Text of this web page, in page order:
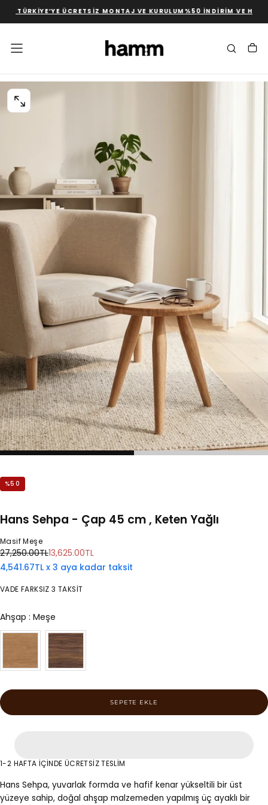
İÇERIĞE
GEÇ
TÜRKIYE’YE ÜCRETSIZ MONTAJ VE KURULUM%50 İNDIRIM VE HIZLI
0
%50
Hans Sehpa - Çap 45 cm , Keten Yağlı
Masif Meşe
Normal
fiyat
27,250.00TLİndirimli
fiyat
13,625.00TL
4,541.67TL x 3 aya kadar taksit
VADE FARKSIZ 3 TAKSİT
Ahşap : Meşe
SEPETE EKLE
1-2 HAFTA İÇİNDE ÜCRETSİZ TESLİM
Hans Sehpa, yuvarlak formda ve hafif kenar yükseltili bir üst
yüzeye sahip, doğal ahşap malzemeden yapılmış üç ayaklı bir